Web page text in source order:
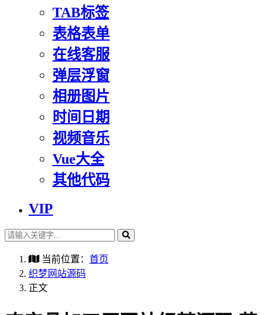
TAB标签
表格表单
在线客服
弹层浮窗
相册图片
时间日期
视频音乐
Vue大全
其他代码
VIP
当前位置： 首页
织梦网站源码
正文